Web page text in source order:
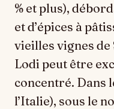
% et plus),
et d’épices à
vieilles vignes de
Lodi peut être
concentré. Dans
l’Italie), sous le